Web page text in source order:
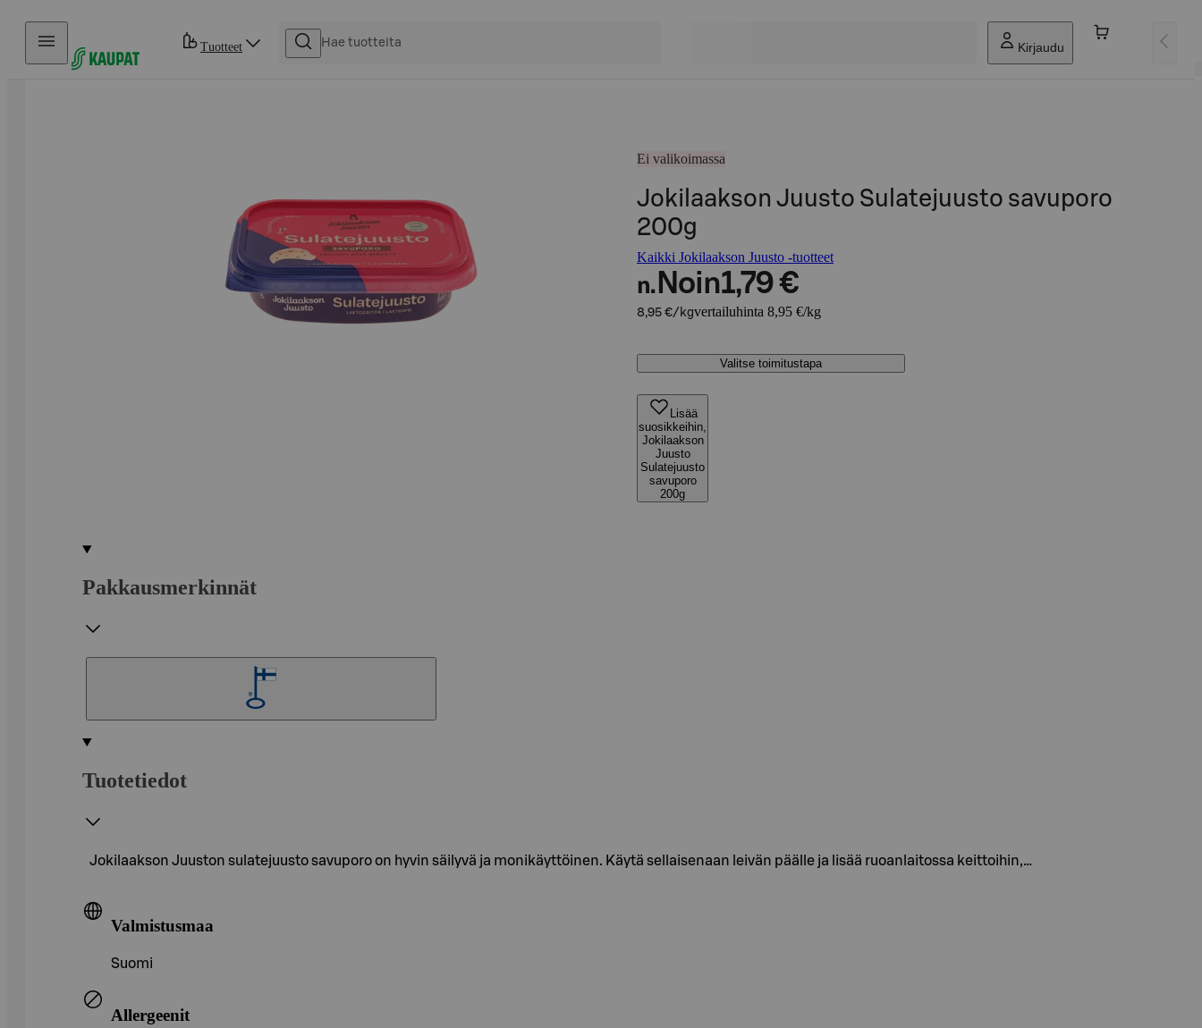
Hyppää sisältöön
Tuotteet Kirjaudu
Ei valikoimassa
Jokilaakson Juusto Sulatejuusto savuporo
200g
Kaikki Jokilaakson Juusto -tuotteet
n. Noin1,79 €
8,95 €/kgvertailuhinta 8,95 €/kg
Valitse toimitustapa
Lisää
suosikkeihin,
Jokilaakson
Juusto
Sulatejuusto
savuporo
200g
Pakkausmerkinnät
Tuotetiedot
Jokilaakson Juuston sulatejuusto savuporo on hyvin säilyvä ja monikäyttöinen. Käytä sellaisenaan leivän päälle ja lisää ruoanlaitossa keittoihin,…
Valmistusmaa
Suomi
Allergeenit